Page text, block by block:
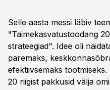
Selle aasta messi läbiv
"Taimekasvatustoodang
strateegiad". Idee oli
paremaks,
efektiivsemaks
20 riigist pakkusid välja